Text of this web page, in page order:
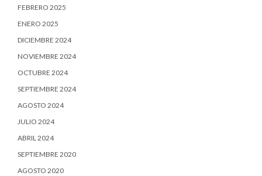
FEBRERO 2025
ENERO 2025
DICIEMBRE 2024
NOVIEMBRE 2024
OCTUBRE 2024
SEPTIEMBRE 2024
AGOSTO 2024
JULIO 2024
ABRIL 2024
SEPTIEMBRE 2020
AGOSTO 2020